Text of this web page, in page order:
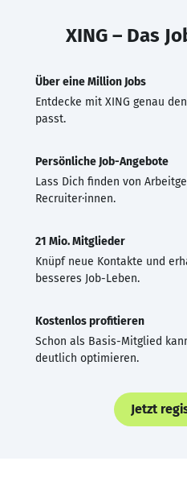
XING – Das
Über eine Million Jobs
Entdecke mit XING genau
passt.
Persönliche Job-Angebote
Lass Dich finden von
Recruiter·innen.
21 Mio. Mitglieder
Knüpf neue Kontakte und
besseres Job-Leben.
Kostenlos profitieren
Schon als Basis-Mitglied
deutlich optimieren.
Jetzt